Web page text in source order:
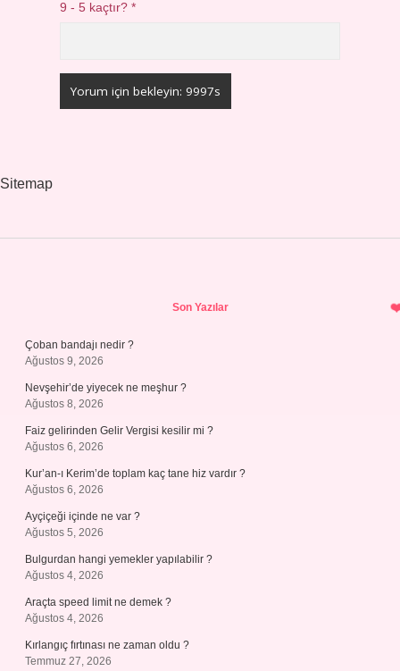
9 - 5 kaçtır?*
Sitemap
Son Yazılar
Çoban bandajı nedir ?
Ağustos 9, 2026
Nevşehir’de yiyecek ne meşhur ?
Ağustos 8, 2026
Faiz gelirinden Gelir Vergisi kesilir mi ?
Ağustos 6, 2026
Kur’an-ı Kerim’de toplam kaç tane hiz vardır ?
Ağustos 6, 2026
Ayçiçeği içinde ne var ?
Ağustos 5, 2026
Bulgurdan hangi yemekler yapılabilir ?
Ağustos 4, 2026
Araçta speed limit ne demek ?
Ağustos 4, 2026
Kırlangıç fırtınası ne zaman oldu ?
Temmuz 27, 2026